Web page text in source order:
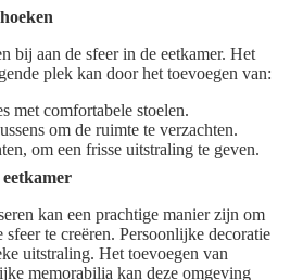
bij aan de sfeer in de eetkamer. Het
plek kan door het toevoegen van:
met comfortabele stoelen.
om de ruimte te verzachten.
om een frisse uitstraling te geven.
kan een prachtige manier zijn om
te creëren. Persoonlijke decoratie
uitstraling. Het toevoegen van
memorabilia kan deze omgeving